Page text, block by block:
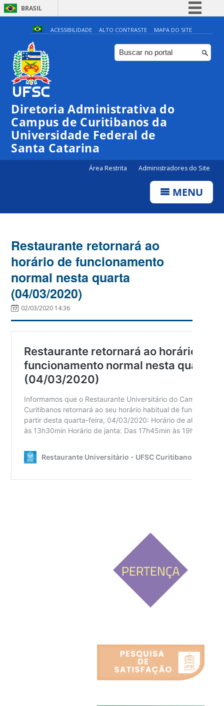
BRASIL
Simplifique!
Comunica BR
Participe
Canais
ACESSIBILIDADE ALTO CONTRASTE MAPA DO SITE
Diretoria Administrativa do
Campus de Curitibanos da
Universidade Federal de
Santa Catarina
Área Restrita Administradores do Site
MENU
Restaurante retornará ao
horário de funcionamento
normal nesta quarta
(04/03/2020)
02/03/2020 14:36